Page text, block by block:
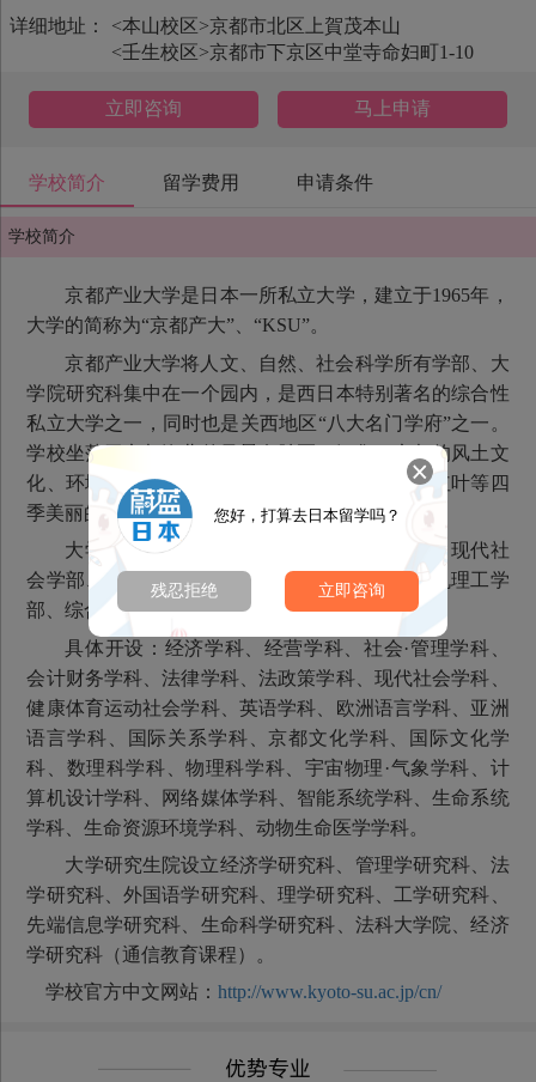
详细地址：
<本山校区>京都市北区上賀茂本山
<壬生校区>京都市下京区中堂寺命妇町1-10
立即咨询 马上申请
学校简介 留学费用 申请条件
学校简介
京都产业大学是日本一所私立大学，建立于1965年，
大学的简称为“京都产大”、“KSU”。
京都产业大学将人文、自然、社会科学所有学部、大
学院研究科集中在一个园内，是西日本特别著名的综合性
私立大学之一，同时也是关西地区“八大名门学府”之一。
学校坐落于京都洛北的风景名胜区，汇集了京都的风土文
化、环境、自然风貌，在校园中能欣赏到樱花和红叶等四
季美丽的风景。
大学本科设立经济学部、经营学部、法学部、现代社
会学部、外国语学部、文化学部、理学部、计算机理工学
部、综合生命科学部。
具体开设：经济学科、经营学科、社会·管理学科、
会计财务学科、法律学科、法政策学科、现代社会学科、
健康体育运动社会学科、英语学科、欧洲语言学科、亚洲
语言学科、国际关系学科、京都文化学科、国际文化学
科、数理科学科、物理科学科、宇宙物理·气象学科、计
算机设计学科、网络媒体学科、智能系统学科、生命系统
学科、生命资源环境学科、动物生命医学学科。
大学研究生院设立经济学研究科、管理学研究科、法
学研究科、外国语学研究科、理学研究科、工学研究科、
先端信息学研究科、生命科学研究科、法科大学院、经济
学研究科（通信教育课程）。
学校官方中文网站：http://www.kyoto-su.ac.jp/cn/
您好，打算去日本留学吗？
残忍拒绝 立即咨询